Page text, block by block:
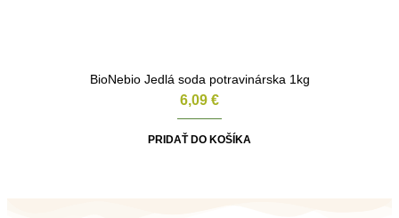
BioNebio Jedlá soda potravinárska 1kg
6,09 €
PRIDAŤ DO KOŠÍKA